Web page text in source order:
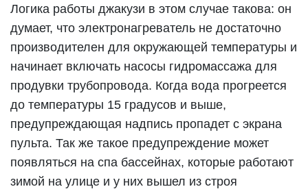
Логика работы джакузи в этом случае такова: он
думает, что электронагреватель не достаточно
производителен для окружающей температуры и
начинает включать насосы гидромассажа для
продувки трубопровода. Когда вода прогреется
до температуры 15 градусов и выше,
предупреждающая надпись пропадет с экрана
пульта. Так же такое предупреждение может
появляться на спа бассейнах, которые работают
зимой на улице и у них вышел из строя